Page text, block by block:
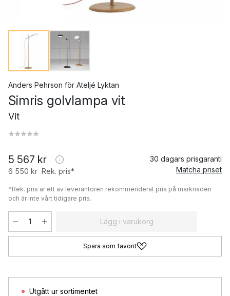
Anders Pehrson för Ateljé Lyktan
Simris golvlampa vit
Vit
5 567 kr
6 550 kr Rek. pris*
30 dagars prisgaranti
Matcha priset
*Rek. pris är ett av leverantören rekommenderat pris på marknaden
och är inte vårt tidigare pris.
Lägg i varukorg
Spara som favorit
Utgått ur sortimentet